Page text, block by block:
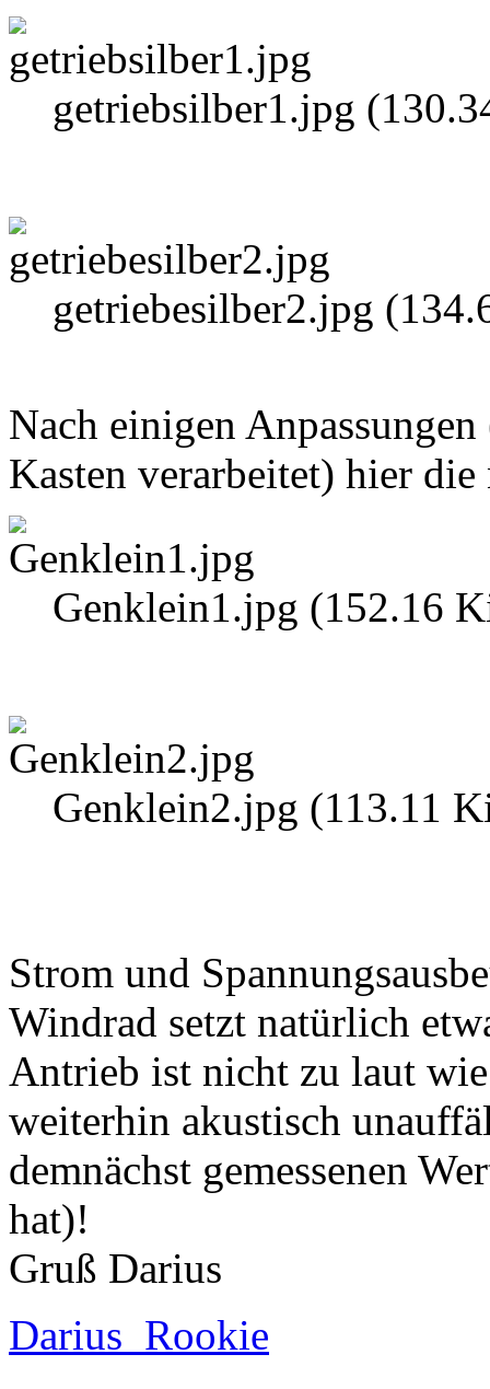
getriebsilber1.jpg
getriebesilber2.jpg
Nach einigen
Kasten verarbeitet) hier
Genklein1.jpg (152.16
Genklein2.jpg (113.11
Strom und
Windrad setzt natürlich
Antrieb ist nicht zu laut
weiterhin akustisch
demnächst gemessenen
hat)!
Gruß Darius
Darius_Rookie